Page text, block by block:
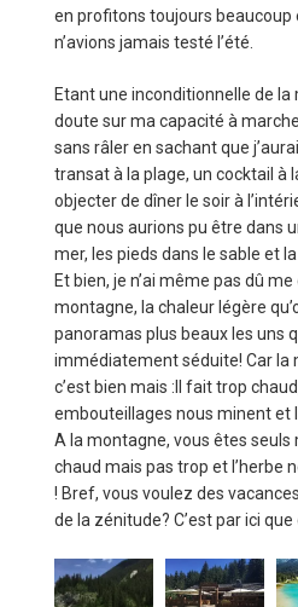
en profitons toujours beaucoup
n’avions jamais testé l’été.
Etant une inconditionnelle de la
doute sur ma capacité à
sans râler en sachant que
transat à la plage, un cocktail à
objecter de dîner le soir à
que nous aurions pu être dans
mer, les pieds dans le sable et
Et bien, je n’ai même pas dû
montagne, la chaleur légère
panoramas plus beaux les uns
immédiatement séduite! Car la
c’est bien mais :Il fait trop
embouteillages nous minent et
A la montagne, vous êtes seuls
chaud mais pas trop et l’herbe
! Bref, vous voulez des
de la zénitude? C’est par ici que